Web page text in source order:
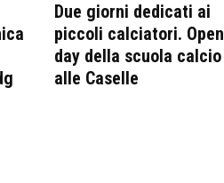
Due giorni dedicati ai
piccoli calciatori. Open
day della scuola calcio
alle Caselle